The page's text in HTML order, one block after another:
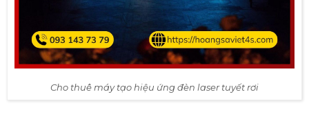
Cho thuê máy tạo hiệu ứng đèn laser tuyết rơi